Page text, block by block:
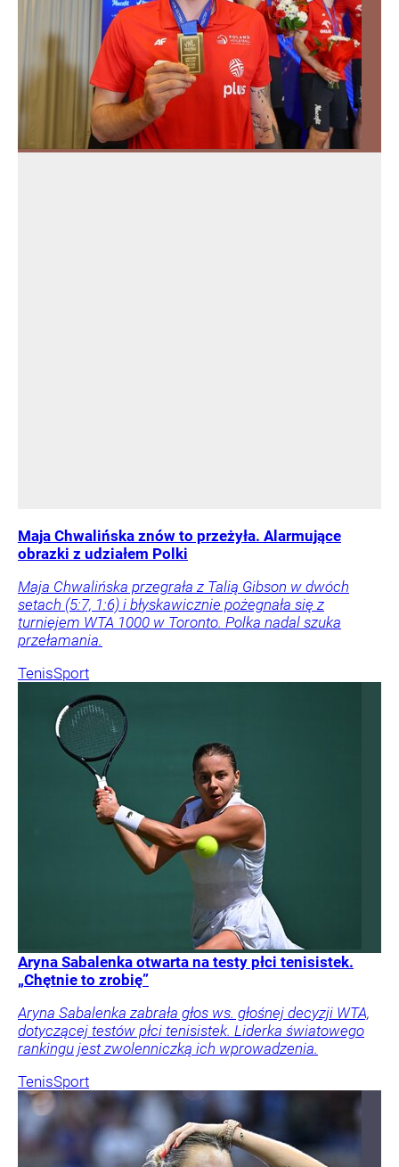
Maja Chwalińska znów to przeżyła. Alarmujące
obrazki z udziałem Polki
Maja Chwalińska przegrała z Talią Gibson w dwóch
setach (5:7, 1:6) i błyskawicznie pożegnała się z
turniejem WTA 1000 w Toronto. Polka nadal szuka
przełamania.
TenisSport
Aryna Sabalenka otwarta na testy płci tenisistek.
„Chętnie to zrobię”
Aryna Sabalenka zabrała głos ws. głośnej decyzji WTA,
dotyczącej testów płci tenisistek. Liderka światowego
rankingu jest zwolenniczką ich wprowadzenia.
TenisSport